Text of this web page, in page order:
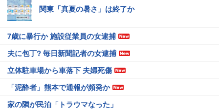
関東「真夏の暑さ」は終了か
7歳に暴行か 施設従業員の女逮捕
夫に包丁? 毎日新聞記者の女逮捕
立体駐車場から車落下 夫婦死傷
「泥酔者」熊本で通報が頻発か
家の隣が民泊「トラウマなった」